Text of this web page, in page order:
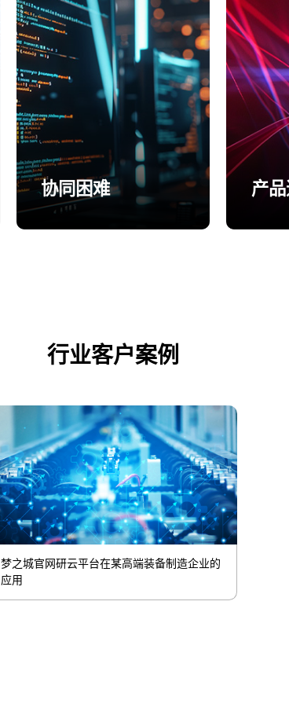
协同困难 产
行业客户案例
梦之城官网研云平台在某高端装备制造企业的
应用